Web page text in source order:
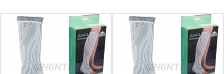
SPRINTER SPRINTER